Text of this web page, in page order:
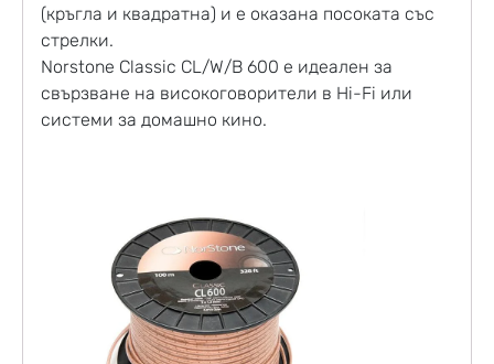
(кръгла и квадратна) и е оказана посоката със
стрелки.
Norstone Classic CL/W/B 600 е идеален за
свързване на високоговорители в Hi-Fi или
системи за домашно кино.